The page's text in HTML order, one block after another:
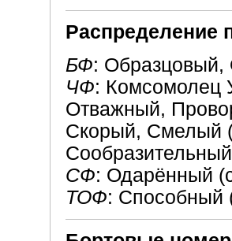
Распределение
БФ: Образцовый,
ЧФ: Комсомолец
Отважный,
Скорый, Смелый
СФ: Одарённый
ТОФ: Способный